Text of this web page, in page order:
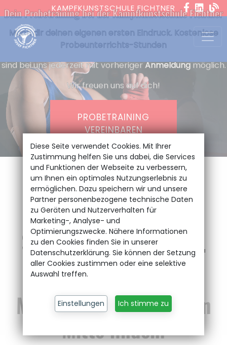
KAMPFKUNSTSCHULE FICHTNER
Dein Probetraining bei der Kampfkunstschule Fichtner
Mach dir deinen eigenen ersten Eindruck. Kostenlose
Probeunterrichts-Stunden
sind bei uns jederzeit mit vorherigerAnmeldungmöglich.
Wir freuen uns auf dich!
PROBETRAINING
VEREINBAREN
Veränderung.
Selbstbewusstsein.
Lebensfreude.
Mit uns zu Ihrer inneren
Mitte finden!
Diese Seite verwendet Cookies. Mit Ihrer
Zustimmung helfen Sie uns dabei, die Services
und Funktionen der Webseite zu verbessern,
um Ihnen ein optimales Nutzungserlebnis zu
ermöglichen. Dazu speichern wir und unsere
Partner personenbezogene technische Daten
zu Geräten und Nutzerverhalten für
Marketing-, Analyse- und
Optimierungszwecke. Nähere Informationen
zu den Cookies finden Sie in unserer
Datenschutzerklärung. Sie können der Setzung
aller Cookies zustimmen oder eine selektive
Auswahl treffen.
Einstellungen Ich stimme zu